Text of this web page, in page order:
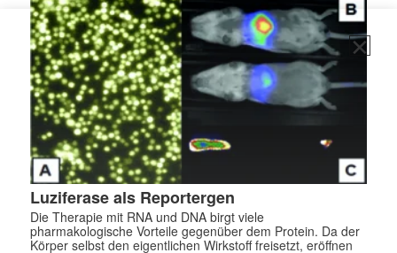
Luziferase als Reportergen
Die Therapie mit RNA und DNA birgt viele
pharmakologische Vorteile gegenüber dem Protein. Da der
Körper selbst den eigentlichen Wirkstoff freisetzt, eröffnen